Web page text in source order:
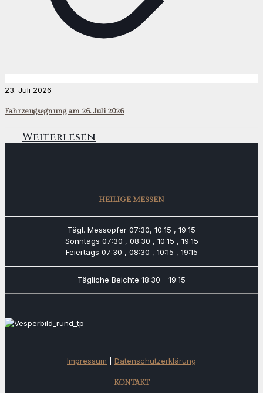
23. Juli 2026
Fahrzeugsegnung am 26. Juli 2026
Weiterlesen
HEILIGE MESSEN
Tägl. Messopfer 07:30, 10:15 , 19:15
Sonntags 07:30 , 08:30 , 10:15 , 19:15
Feiertags 07:30 , 08:30 , 10:15 , 19:15
Tägliche Beichte 18:30 - 19:15
Impressum Datenschutzerklärung
KONTAKT